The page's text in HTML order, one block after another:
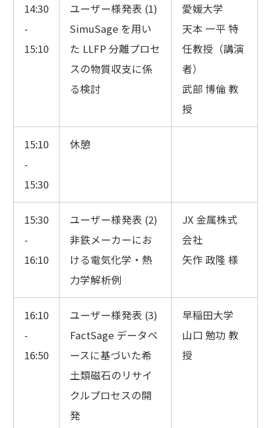
14:30
-
15:10
ユーザー様発表 (1)
SimuSage を用い
た LLFP 分離プロセ
スの物質収支に係
る検討
愛媛大学
天本 一平 特
任教授（講演
者）
武部 博倫 教
授
15:10
-
15:30
休憩
15:30
-
16:10
ユーザー様発表 (2)
非鉄メーカーにお
ける電気化学・熱
力学解析例
JX 金属株式
会社
矢作 政隆 様
16:10
-
16:50
ユーザー様発表 (3)
FactSage データベ
ースに基づいた希
土類磁石のリサイ
クルプロセスの開
発
早稲田大学
山口 勉功 教
授